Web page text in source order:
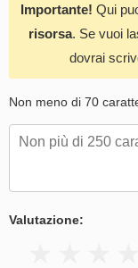
Importante! Qui
risorsa. Se vuoi
dovrai
Non meno di 70
Valutazione: